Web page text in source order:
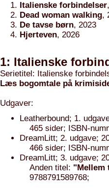
Italienske forbindelser
Dead woman walking,
De tavse børn, 2023
Hjerteven, 2026
1: Italienske
Serietitel: Italienske
Læs bogomtale på
Udgaver:
Leatherbound; 1.
465 sider; ISBN-
DreamLitt; 2. udgave;
466 sider; ISBN-
DreamLitt; 3. udgave;
Anden titel: "Mellem
9788791589768;